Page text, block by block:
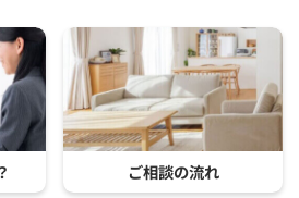
ご相談の流れ